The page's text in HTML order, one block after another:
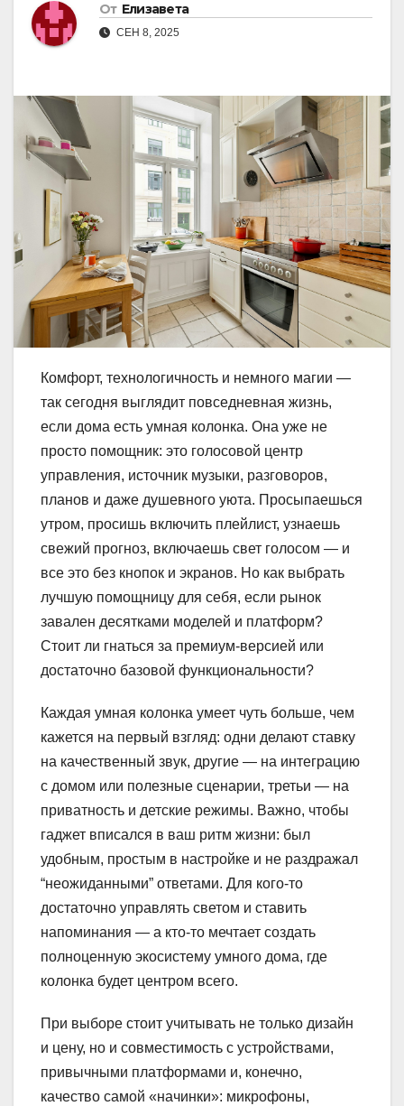
От Елизавета
СЕН 8, 2025
Комфорт, технологичность и немного магии —
так сегодня выглядит повседневная жизнь,
если дома есть умная колонка. Она уже не
просто помощник: это голосовой центр
управления, источник музыки, разговоров,
планов и даже душевного уюта. Просыпаешься
утром, просишь включить плейлист, узнаешь
свежий прогноз, включаешь свет голосом — и
все это без кнопок и экранов. Но как выбрать
лучшую помощницу для себя, если рынок
завален десятками моделей и платформ?
Стоит ли гнаться за премиум-версией или
достаточно базовой функциональности?
Каждая умная колонка умеет чуть больше, чем
кажется на первый взгляд: одни делают ставку
на качественный звук, другие — на интеграцию
с домом или полезные сценарии, третьи — на
приватность и детские режимы. Важно, чтобы
гаджет вписался в ваш ритм жизни: был
удобным, простым в настройке и не раздражал
“неожиданными” ответами. Для кого-то
достаточно управлять светом и ставить
напоминания — а кто-то мечтает создать
полноценную экосистему умного дома, где
колонка будет центром всего.
При выборе стоит учитывать не только дизайн
и цену, но и совместимость с устройствами,
привычными платформами и, конечно,
качество самой «начинки»: микрофоны,